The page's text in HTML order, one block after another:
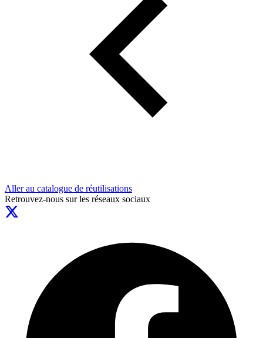
Aller au catalogue de réutilisations
Retrouvez-nous sur les réseaux sociaux